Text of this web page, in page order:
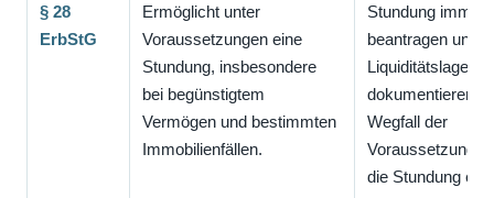
§ 28
ErbStG
Ermöglicht unter
Voraussetzungen eine
Stundung, insbesondere
bei begünstigtem
Vermögen und bestimmten
Immobilienfällen.
Stundung immer
beantragen und
Liquiditätslage
dokumentieren;
Wegfall der
die Stundung